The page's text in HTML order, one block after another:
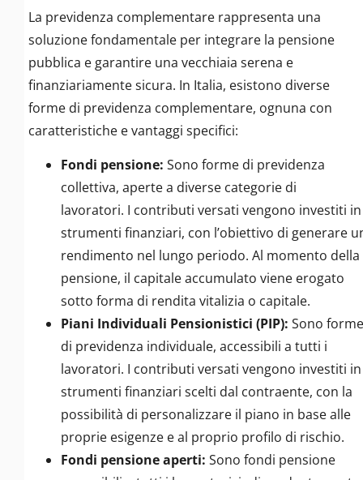
La previdenza complementare rappresenta una
soluzione fondamentale per integrare la pensione
pubblica e garantire una vecchiaia serena e
finanziariamente sicura. In Italia, esistono diverse
forme di previdenza complementare, ognuna con
caratteristiche e vantaggi specifici:
Fondi pensione: Sono forme di previdenza
collettiva, aperte a diverse categorie di
lavoratori. I contributi versati vengono investiti in
strumenti finanziari, con l’obiettivo di generare
rendimento nel lungo periodo. Al momento della
pensione, il capitale accumulato viene erogato
sotto forma di rendita vitalizia o capitale.
Piani Individuali Pensionistici (PIP): Sono forme
di previdenza individuale, accessibili a tutti i
lavoratori. I contributi versati vengono investiti in
strumenti finanziari scelti dal contraente, con la
possibilità di personalizzare il piano in base alle
proprie esigenze e al proprio profilo di rischio.
Fondi pensione aperti: Sono fondi pensione